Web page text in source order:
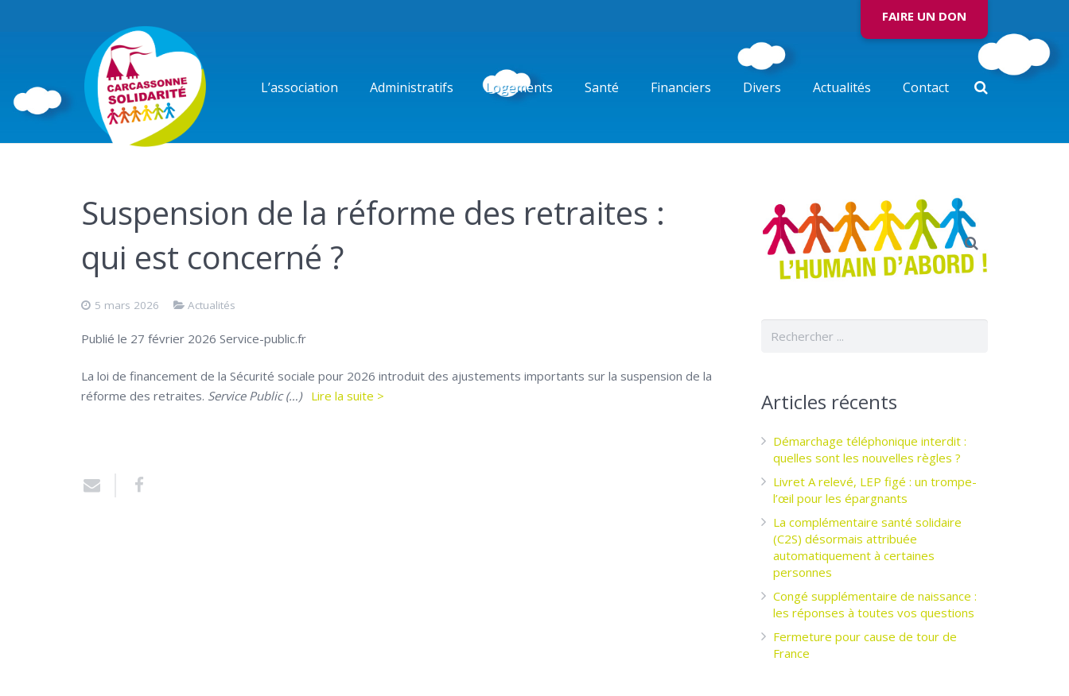
FAIRE UN DON
L’association Administratifs Logements Santé Financiers Divers Actualités Contact
Suspension de la réforme des retraites :
qui est concerné ?
5 mars 2026 Actualités
Publié le 27 février 2026 Service-public.fr
La loi de financement de la Sécurité sociale pour 2026 introduit des ajustements importants sur la suspension de la
réforme des retraites. Service Public (…) Lire la suite > Articles récents
Démarchage téléphonique interdit :
quelles sont les nouvelles règles ?
Livret A relevé, LEP figé : un trompe-
l’œil pour les épargnants ­
La complémentaire santé solidaire
(C2S) désormais attribuée
automatiquement à certaines
personnes
Congé supplémentaire de naissance :
les réponses à toutes vos questions
Fermeture pour cause de tour de
France